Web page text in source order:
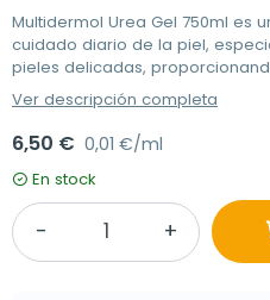
Multidermol Urea Gel 750ml es
cuidado diario de la piel,
pieles delicadas,
Ver descripción completa
6,50 € 0,01 €/ml
En stock